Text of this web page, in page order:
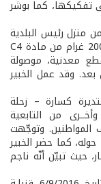
تفكيكها، كما بوشر
أيضًا، عُثر على بعد 100 متر من منزل رئيس البلدية
(21/8/2016)، على عبوة ناسفة هي عبارة عن 200 غرام من مادة C4
معدنية، موصولة
وقد عمل الخبير
كسارة – زحلة
وأخــرى من التابعية
المواطنين. وتوجّهت
كما حضر الخبير
حيث تبيّن أنّه ناجم